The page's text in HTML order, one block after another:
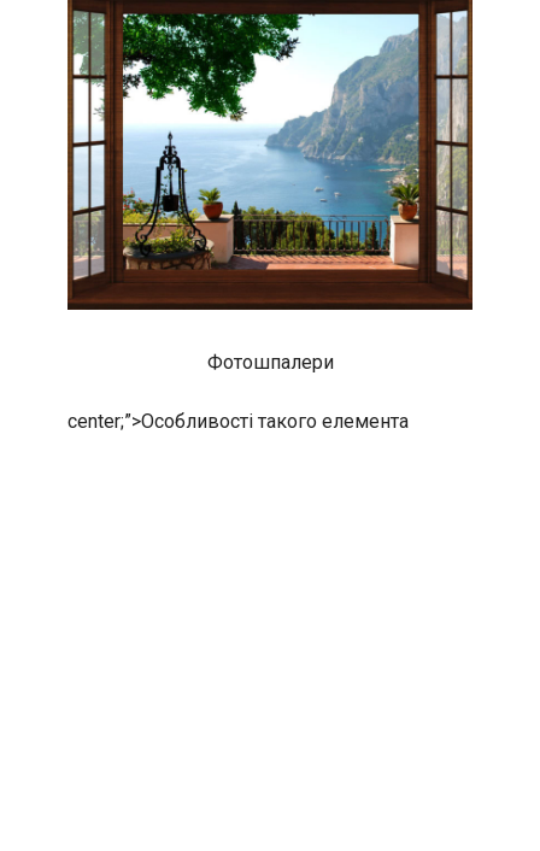
Фотошпалери
center;”>Особливості такого елемента